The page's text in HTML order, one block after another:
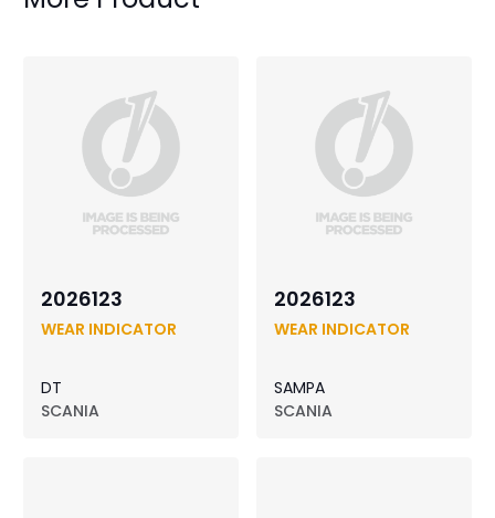
2026123
WEAR INDICATOR
DT
SCANIA
2026123
WEAR INDICATOR
SAMPA
SCANIA